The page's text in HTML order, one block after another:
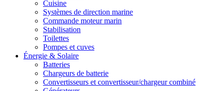
Cuisine
Systèmes de direction marine
Commande moteur marin
Stabilisation
Toilettes
Pompes et cuves
Énergie & Solaire
Batteries
Chargeurs de batterie
Convertisseurs et convertisseur/chargeur combiné